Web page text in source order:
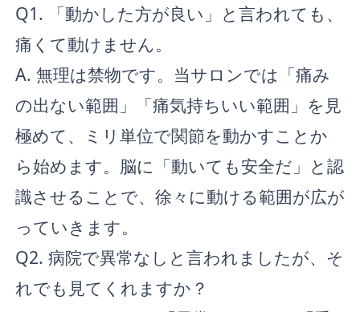
Q1. 「動かした方が良い」と言われても、
痛くて動けません。
A. 無理は禁物です。当サロンでは「痛み
の出ない範囲」「痛気持ちいい範囲」を見
極めて、ミリ単位で関節を動かすことか
ら始めます。脳に「動いても安全だ」と認
識させることで、徐々に動ける範囲が広が
っていきます。
Q2. 病院で異常なしと言われましたが、そ
れでも見てくれますか？